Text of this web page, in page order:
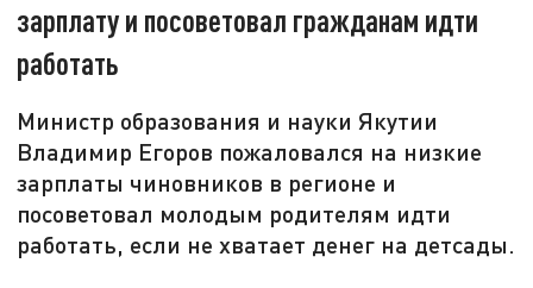
зарплату и посоветовал гражданам идти
работать
Министр образования и науки Якутии
Владимир Егоров пожаловался на низкие
зарплаты чиновников в регионе и
посоветовал молодым родителям идти
работать, если не хватает денег на детсады.